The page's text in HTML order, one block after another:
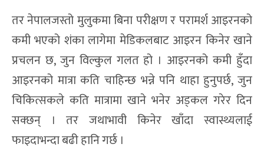
तर नेपालजस्तो मुलुकमा बिना परीक्षण र परामर्श आइरनको
कमी भएको शंका लागेमा मेडिकलबाट आइरन किनेर खाने
प्रचलन छ, जुन विल्कुल गलत हो । आइरनको कमी हुँदा
आइरनको मात्रा कति चाहिन्छ भन्ने पनि थाहा हुनुपर्छ, जुन
चिकित्सकले कति मात्रामा खाने भनेर अड्कल गरेर दिन
सक्छन् । तर जथाभावी किनेर खाँदा स्वास्थ्यलाई
फाइदाभन्दा बढी हानि गर्छ ।